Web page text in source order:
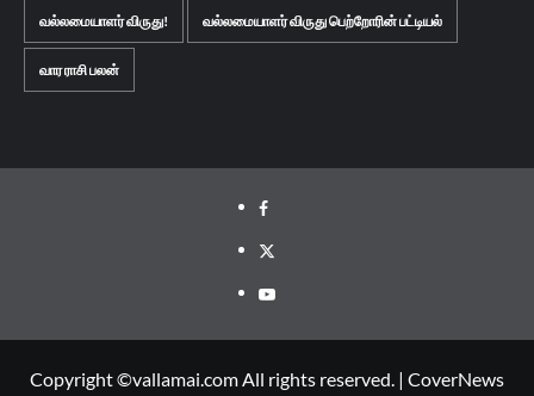
வல்லமையாளர் விருது! வல்லமையாளர் விருது பெற்றோரின் பட்டியல்
வார ராசி பலன்
Facebook
Twitter
Youtube
Copyright ©vallamai.com All rights reserved. | CoverNews